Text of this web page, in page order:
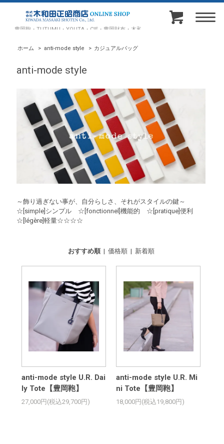
豊岡鞄・TUTUMU・YOUTA・CIE・豊岡財布・木和田正昭商店オンラインショップ
ホーム > anti-mode style > カジュアルバッグ
anti-mode style
～飾り過ぎない事が、自分らしさ、それがスタイルの鍵～
☆[simple]シンプル ☆[fonctionnel]機能的 ☆[pratique]便利
☆[légère]軽量☆☆☆☆
おすすめ順| 価格順| 新着順
anti-mode style U.R. Dai
ly Tote【豊岡鞄】
27,000円(税込29,700円)
anti-mode style U.R. Mi
ni Tote【豊岡鞄】
18,000円(税込19,800円)